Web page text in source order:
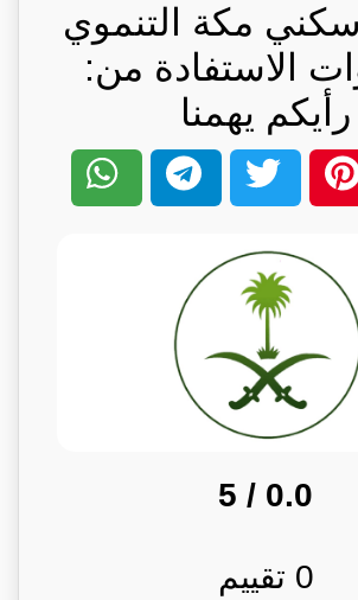
مكة التنموي
الاستفادة من:
رأيكم يهمنا
0.0
/ 5
0 تقييم